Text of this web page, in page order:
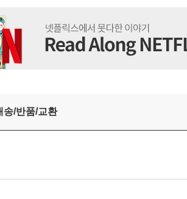
and Accelerate Your Career
송/반품/교환